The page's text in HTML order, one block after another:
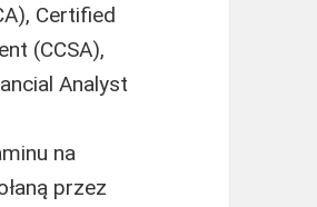
Certified
(CCSA),
Analyst
na
przez